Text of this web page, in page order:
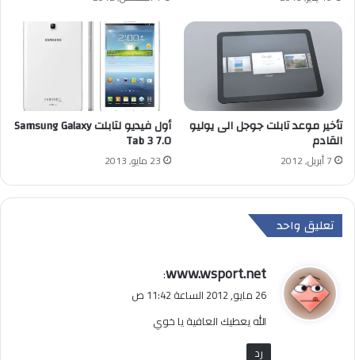
تأخير موعد تابلت جوجل الى يوليو
القادم
7 أبريل, 2012
أول فيديو لتابلت Samsung Galaxy
Tab 3 7.0
23 مايو, 2013
تعليق واحد
ي
ق
ل
www.wsport.net
:
26 مايو, 2012 الساعة 11:42 ص
الله يعطيك العافية يا خوي
رد